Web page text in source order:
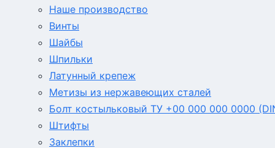
Наше производство
Винты
Шайбы
Шпильки
Латунный крепеж
Метизы из нержавеющих сталей
Болт костыльковый ТУ +00 000 000 0000
Штифты
Заклепки